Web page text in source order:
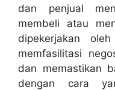
dan penjual
membeli atau
dipekerjakan
memfasilitasi
dan memastikan
dengan cara